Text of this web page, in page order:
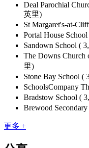
Deal Parochial
英里)
St Margaret's-at-
Portal House
Sandown School (
The Downs Church
里)
Stone Bay School (
SchoolsCompany
Bradstow School (
Brewood
更多 +